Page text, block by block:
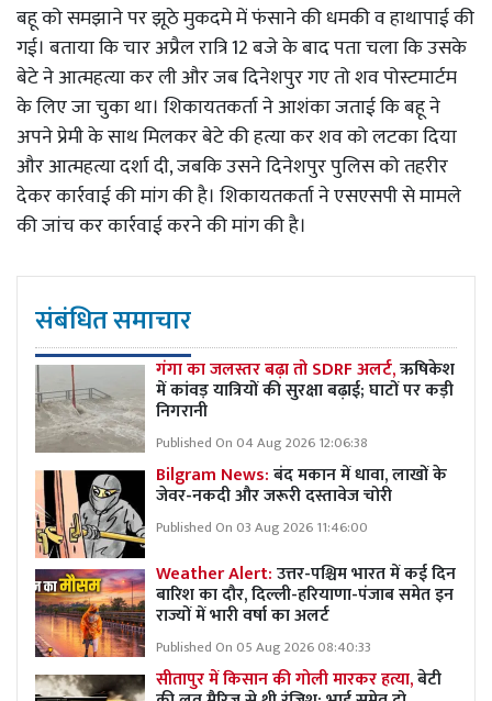
बहू को समझाने पर झूठे मुकदमे में फंसाने की धमकी व हाथापाई की
गई। बताया कि चार अप्रैल रात्रि 12 बजे के बाद पता चला कि उसके
बेटे ने आत्महत्या कर ली और जब दिनेशपुर गए तो शव पोस्टमार्टम
के लिए जा चुका था। शिकायतकर्ता ने आशंका जताई कि बहू ने
अपने प्रेमी के साथ मिलकर बेटे की हत्या कर शव को लटका दिया
और आत्महत्या दर्शा दी, जबकि उसने दिनेशपुर पुलिस को तहरीर
देकर कार्रवाई की मांग की है। शिकायतकर्ता ने एसएसपी से मामले
की जांच कर कार्रवाई करने की मांग की है।
संबंधित समाचार
गंगा का जलस्तर बढ़ा तो SDRF अलर्ट,ऋषिकेश
में कांवड़ यात्रियों की सुरक्षा बढ़ाई; घाटों पर कड़ी
निगरानी
Published On 04 Aug 2026 12:06:38
Bilgram News:बंद मकान में धावा, लाखों के
जेवर-नकदी और जरूरी दस्तावेज चोरी
Published On 03 Aug 2026 11:46:00
Weather Alert:उत्तर-पश्चिम भारत में कई दिन
बारिश का दौर, दिल्ली-हरियाणा-पंजाब समेत इन
राज्यों में भारी वर्षा का अलर्ट
Published On 05 Aug 2026 08:40:33
सीतापुर में किसान की गोली मारकर हत्या,बेटी